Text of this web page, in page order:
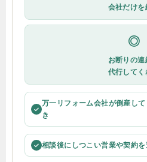
会社だけを
◎
お断りの連
代行してく
✓
万一リフォーム会社が倒産し
き
✓ 相談後にしつこい営業や契約